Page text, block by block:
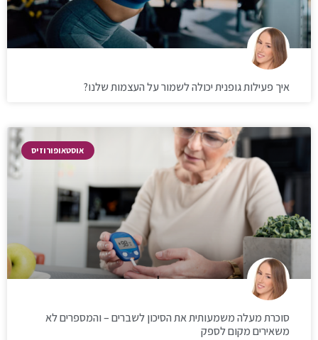
איך פעילות גופנית יכולה לשמור על העצמות שלנו?
אוסטאופורוזיס
סוכרת מעלה משמעותית את הסיכון לשברים – והמספרים לא
משאירים מקום לספק